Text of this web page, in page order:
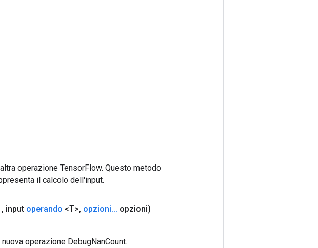
operazione TensorFlow. Questo metodo
il calcolo dell'input.
, input operando <T>, opzioni... opzioni)
operazione DebugNanCount.